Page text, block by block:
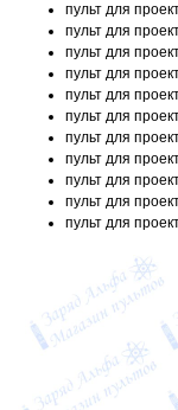
пульт для
пульт для
пульт для
пульт для
пульт для
пульт для
пульт для
пульт для
пульт для
пульт для
пульт для